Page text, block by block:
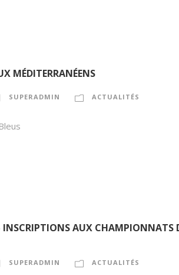
MÉDITERRANÉENS
SUPERADMIN ACTUALITÉS
INSCRIPTIONS AUX CHAMPIONNATS
SUPERADMIN ACTUALITÉS